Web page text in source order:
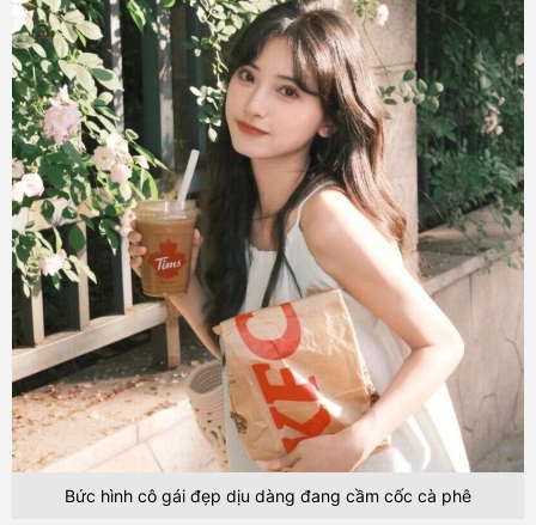
Bức hình cô gái đẹp dịu dàng đang cầm cốc cà phê